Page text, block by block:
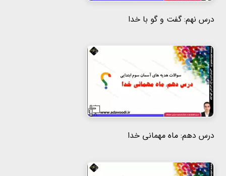
درس نهم: گفت و گو با خدا
درس دهم: ماه مهمانی خدا